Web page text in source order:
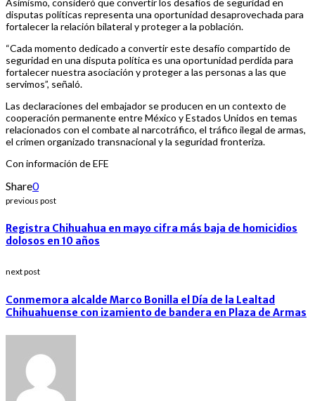
disputas políticas representa una oportunidad desaprovechada para
fortalecer la relación bilateral y proteger a la población.
“Cada momento dedicado a convertir este desafío compartido de
seguridad en una disputa política es una oportunidad perdida para
fortalecer nuestra asociación y proteger a las personas a las que
servimos”, señaló.
Las declaraciones del embajador se producen en un contexto de
cooperación permanente entre México y Estados Unidos en temas
relacionados con el combate al narcotráfico, el tráfico ilegal de armas,
el crimen organizado transnacional y la seguridad fronteriza.
Con información de EFE
Share0
previous post
Registra Chihuahua en mayo cifra más baja de homicidios
dolosos en 10 años
next post
Conmemora alcalde Marco Bonilla el Día de la Lealtad
Chihuahuense con izamiento de bandera en Plaza de Armas